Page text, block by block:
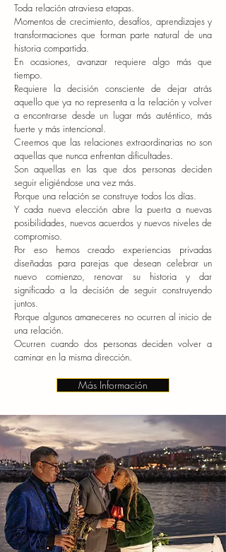
Toda relación atraviesa etapas.
Momentos de crecimiento, desafíos, aprendizajes y
transformaciones que forman parte natural de una
historia compartida.
En ocasiones, avanzar requiere algo más que
tiempo.
Requiere la decisión consciente de dejar atrás
aquello que ya no representa a la relación y volver
a encontrarse desde un lugar más auténtico, más
fuerte y más intencional.
Creemos que las relaciones extraordinarias no son
aquellas que nunca enfrentan dificultades.
Son aquellas en las que dos personas deciden
seguir eligiéndose una vez más.
Porque una relación se construye todos los días.
Y cada nueva elección abre la puerta a nuevas
posibilidades, nuevos acuerdos y nuevos niveles de
compromiso.
Por eso hemos creado experiencias privadas
diseñadas para parejas que desean celebrar un
nuevo comienzo, renovar su historia y dar
significado a la decisión de seguir construyendo
juntos.
Porque algunos amaneceres no ocurren al inicio de
una relación.
Ocurren cuando dos personas deciden volver a
caminar en la misma dirección.
Más Información